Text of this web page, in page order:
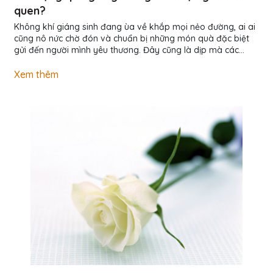
quen?
Không khí giáng sinh đang ùa về khắp mọi nẻo đường, ai ai
cũng nô nức chờ đón và chuẩn bị những món quà đặc biệt
gửi đến người mình yêu thương. Đây cũng là dịp mà các
món quà giáng sinh ý nghĩa, đặc biệt là với những tình yêu
Xem thêm